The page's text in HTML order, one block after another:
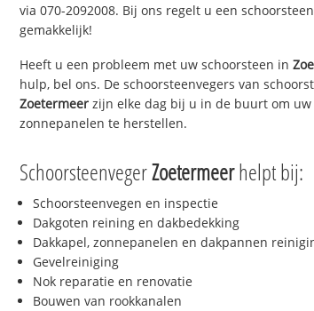
via 070-2092008. Bij ons regelt u een
gemakkelijk!
Heeft u een probleem met uw schoorsteen in
hulp, bel ons. De schoorsteenvegers van
Zoetermeer zijn elke dag bij u in de buurt om
zonnepanelen te herstellen.
SchoorsteenvegerZoetermeerhelpt bij:
Schoorsteenvegen en inspectie
Dakgoten reining en dakbedekking
Dakkapel, zonnepanelen en dakpannen
Gevelreiniging
Nok reparatie en renovatie
Bouwen van rookkanalen